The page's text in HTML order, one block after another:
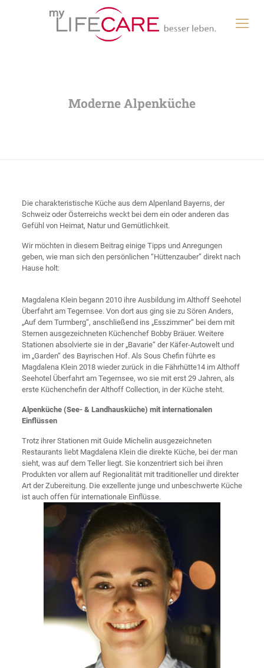
Moderne Alpenküche
Die charakteristische Küche aus dem Alpenland Bayerns, der
Schweiz oder Österreichs weckt bei dem ein oder anderen das
Gefühl von Heimat, Natur und Gemütlichkeit.
Wir möchten in diesem Beitrag einige Tipps und Anregungen
geben, wie man sich den persönlichen “Hüttenzauber” direkt nach
Hause holt:
Magdalena Klein begann 2010 ihre Ausbildung im Althoff Seehotel
Überfahrt am Tegernsee. Von dort aus ging sie zu Sören Anders,
„Auf dem Turmberg“, anschließend ins „Esszimmer“ bei dem mit
Sternen ausgezeichneten Küchenchef Bobby Bräuer. Weitere
Stationen absolvierte sie in der „Bavarie“ der Käfer-Autowelt und
im „Garden“ des Bayrischen Hof. Als Sous Chefin führte es
Magdalena Klein 2018 wieder zurück in die Fährhütte14 im Althoff
Seehotel Überfahrt am Tegernsee, wo sie mit erst 29 Jahren, als
erste Küchenchefin der Althoff Collection, in der Küche steht.
Alpenküche (See- & Landhausküche) mit internationalen
Einflüssen
Trotz ihrer Stationen mit Guide Michelin ausgezeichneten
Restaurants liebt Magdalena Klein die direkte Küche, bei der man
sieht, was auf dem Teller liegt. Sie konzentriert sich bei ihren
Produkten vor allem auf Regionalität mit traditioneller und direkter
Art der Zubereitung. Die exzellente junge und unbeschwerte Küche
ist auch offen für internationale Einflüsse.